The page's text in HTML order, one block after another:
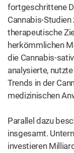
fortgeschrittene
Cannabis-
therapeutische
herkömmlichen
die Cannabis-
analysierte,
Trends in der
medizinischen
Parallel dazu
insgesamt.
investieren